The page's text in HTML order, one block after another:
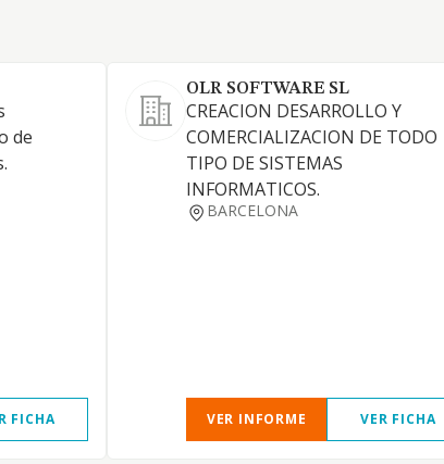
de
FICHA
OLR SOFTWARE SL
CREACION DESARROLLO Y
COMERCIALIZACION DE TODO
TIPO DE SISTEMAS
INFORMATICOS.
BARCELONA
VER INFORME VER FICHA